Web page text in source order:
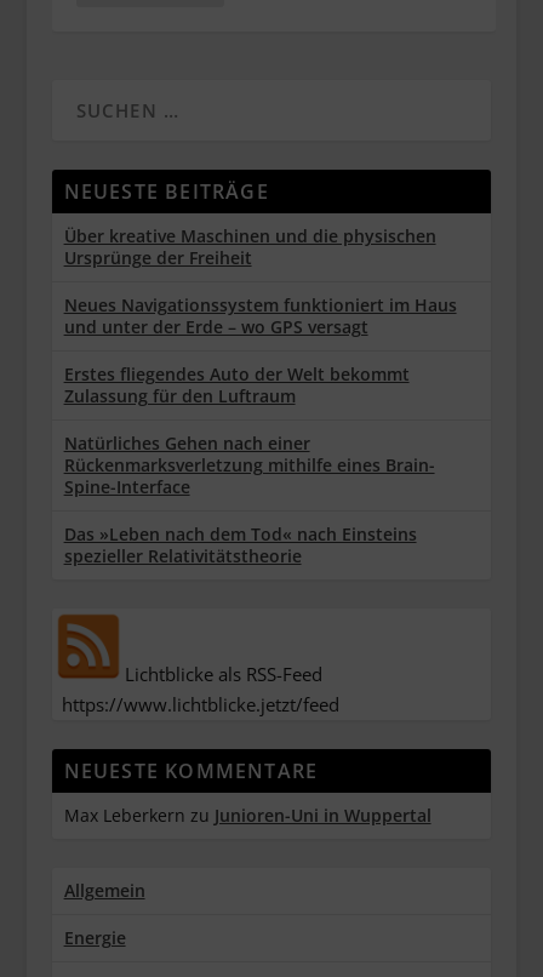
NEUESTE BEITRÄGE
Über kreative Maschinen und die physischen
Ursprünge der Freiheit
Neues Navigationssystem funktioniert im Haus
und unter der Erde – wo GPS versagt
Erstes fliegendes Auto der Welt bekommt
Zulassung für den Luftraum
Natürliches Gehen nach einer
Rückenmarksverletzung mithilfe eines Brain-
Spine-Interface
Das »Leben nach dem Tod« nach Einsteins
spezieller Relativitätstheorie
Lichtblicke als RSS-Feed
https://www.lichtblicke.jetzt/feed
NEUESTE KOMMENTARE
Max Leberkern zu Junioren-Uni in Wuppertal
Allgemein
Energie